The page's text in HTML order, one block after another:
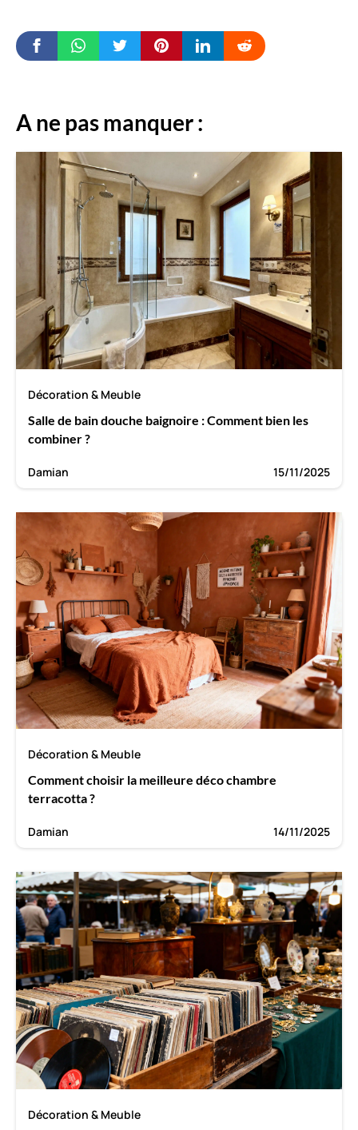
A ne pas manquer :
Décoration & Meuble
Salle de bain douche baignoire : Comment bien les
combiner ?
Damian 15/11/2025
Décoration & Meuble
Comment choisir la meilleure déco chambre
terracotta ?
Damian 14/11/2025
Décoration & Meuble